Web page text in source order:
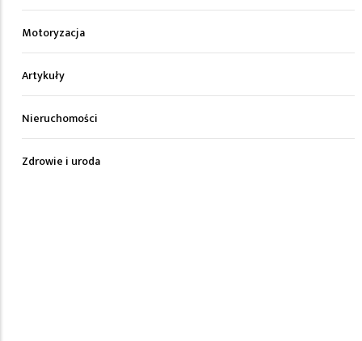
Motoryzacja
Artykuły
Nieruchomości
Zdrowie i uroda